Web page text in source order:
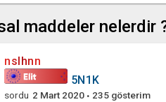
maddeler nelerdir
nslhnn
5N1K
sordu 2 Mart 2020 235 gösterim